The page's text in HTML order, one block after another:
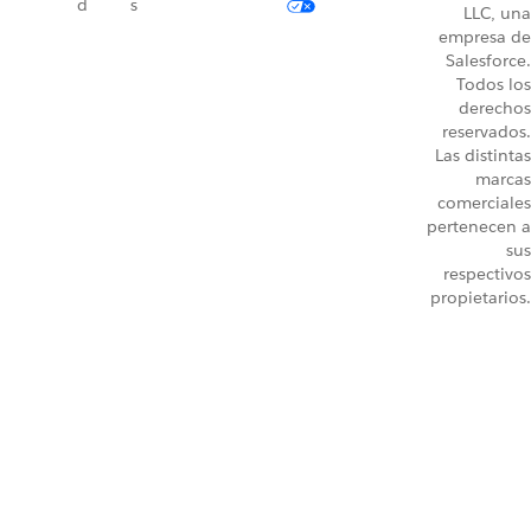
d
s
LLC, una
empresa de
Salesforce.
Todos los
derechos
reservados.
Las distintas
marcas
comerciales
pertenecen a
sus
respectivos
propietarios.